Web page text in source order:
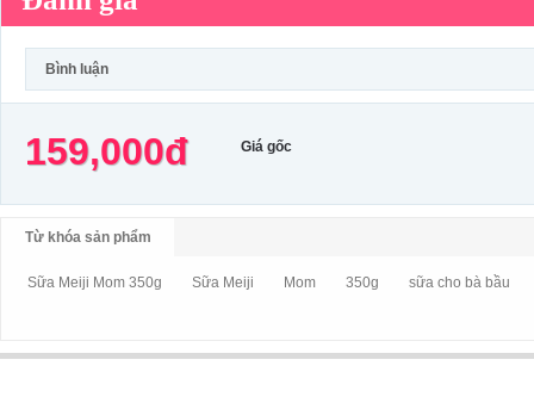
Bình luận
159,000đ Giá gốc
Từ khóa sản phẩm
Sữa Meiji Mom 350g Sữa Meiji Mom 350g sữa cho bà bầu